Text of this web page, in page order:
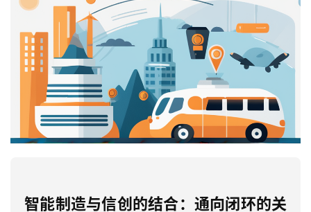
智能制造与信创的结合：通向闭环的关